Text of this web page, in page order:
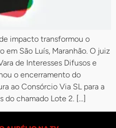
impacto transformou o
São Luís, Maranhão. O juiz
de Interesses Difusos e
o encerramento do
ao Consórcio Via SL para a
do chamado Lote 2. […]